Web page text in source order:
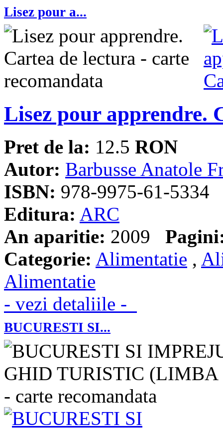
Lisez pour a...
Lisez pour apprendre.
Pret de la: 12.5 RON
Autor: Barbusse Anatole
ISBN: 978-9975-61-5334
Editura: ARC
An aparitie: 2009
Categorie: Alimentatie ,
Alimentatie
- vezi detaliile -
BUCURESTI SI...